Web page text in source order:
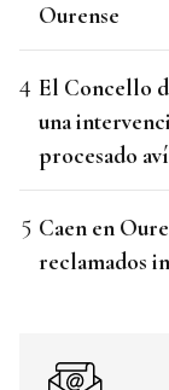
Ourense
El Concello
una
procesado
Caen en
reclamados